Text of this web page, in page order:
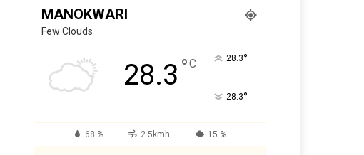
MANOKWARI
Few Clouds
28.3 °C 28.3°
28.3°
68 % 2.5kmh 15 %